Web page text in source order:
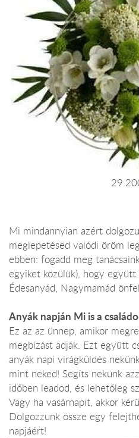
Mi mindannyian azért
meglepetésed valódi öröm
ebben: fogadd meg
egyiket közülük), hogy
Édesanyád, Nagymamád
Anyák napján Mi is a
Ez az az ünnep, amikor
megbízást adják. Ezt együtt
anyák napi virágküldés
mint neked! Segíts nekünk
időben leadod, és lehetőleg
Vagy ha vasárnapit, akkor
Dolgozzunk össze egy
napjáért!